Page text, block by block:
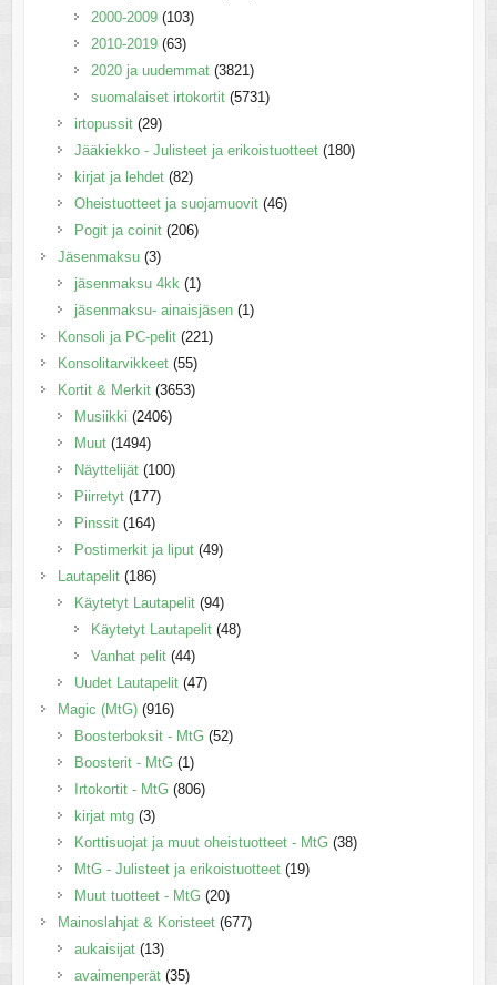
2000-2009 (103)
2010-2019 (63)
2020 ja uudemmat (3821)
suomalaiset irtokortit (5731)
irtopussit (29)
Jääkiekko - Julisteet ja erikoistuotteet (180)
kirjat ja lehdet (82)
Oheistuotteet ja suojamuovit (46)
Pogit ja coinit (206)
Jäsenmaksu (3)
jäsenmaksu 4kk (1)
jäsenmaksu- ainaisjäsen (1)
Konsoli ja PC-pelit (221)
Konsolitarvikkeet (55)
Kortit & Merkit (3653)
Musiikki (2406)
Muut (1494)
Näyttelijät (100)
Piirretyt (177)
Pinssit (164)
Postimerkit ja liput (49)
Lautapelit (186)
Käytetyt Lautapelit (94)
Käytetyt Lautapelit (48)
Vanhat pelit (44)
Uudet Lautapelit (47)
Magic (MtG) (916)
Boosterboksit - MtG (52)
Boosterit - MtG (1)
Irtokortit - MtG (806)
kirjat mtg (3)
Korttisuojat ja muut oheistuotteet - MtG (38)
MtG - Julisteet ja erikoistuotteet (19)
Muut tuotteet - MtG (20)
Mainoslahjat & Koristeet (677)
aukaisijat (13)
avaimenperät (35)